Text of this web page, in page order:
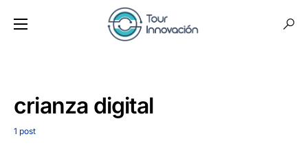
crianza digital
1 post